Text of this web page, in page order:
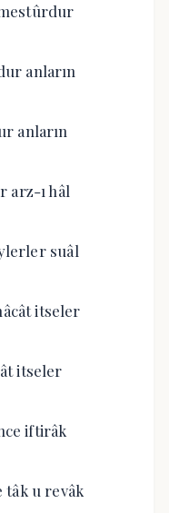
anların
anların
arz-ı hâl
suâl
itseler
itseler
iftirâk
tâk u revâk